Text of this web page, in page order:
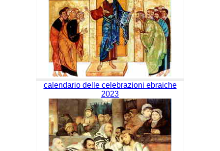
calendario delle celebrazioni ebraiche
2023